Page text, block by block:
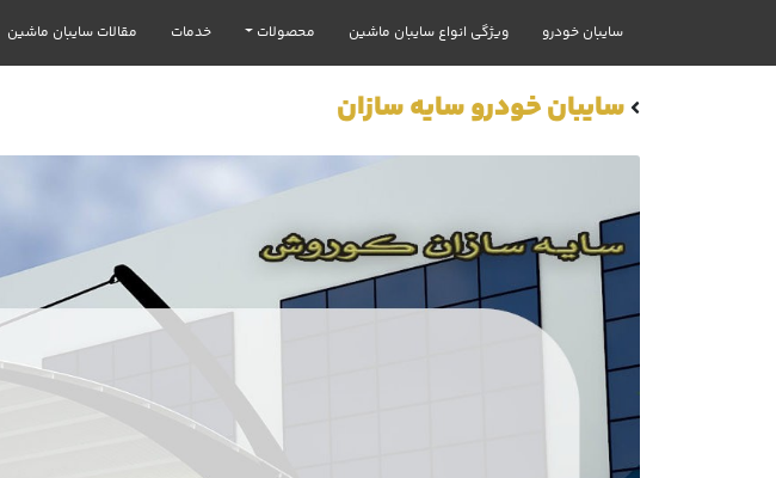
سایبان خودرو ویژگی انواع سایبان ماشین محصولات خدمات مقالات سایبان ماشین
سایبان خودرو سایه سازان